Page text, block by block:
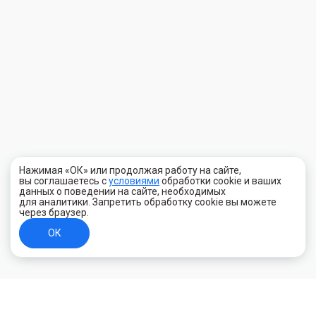
Нажимая «ОК» или продолжая работу на сайте,
вы соглашаетесь сусловиями обработки cookie и ваших
данных о поведении на сайте, необходимых
для аналитики. Запретить обработку cookie вы можете
через браузер.
ОК